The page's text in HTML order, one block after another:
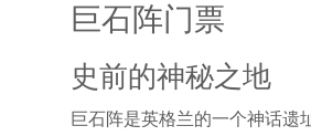
巨石阵门票
史前的神秘之地
巨石阵是英格兰的一个神话遗